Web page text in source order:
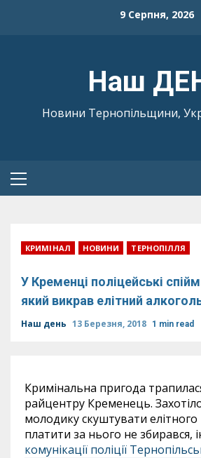
9 Серпня, 2026
Наш
Новини Тернопільщини,
Primary
КРИМІНАЛ НОВИНИ ТЕРНОПІЛЛЯ
У Кременці поліцейські
який викрав елітний
Наш день 13 Березня, 2018 1 min read
Кримінальна пригода
райцентру Кременець.
молодику скуштувати
платити за нього не збирався,
комунікації поліції